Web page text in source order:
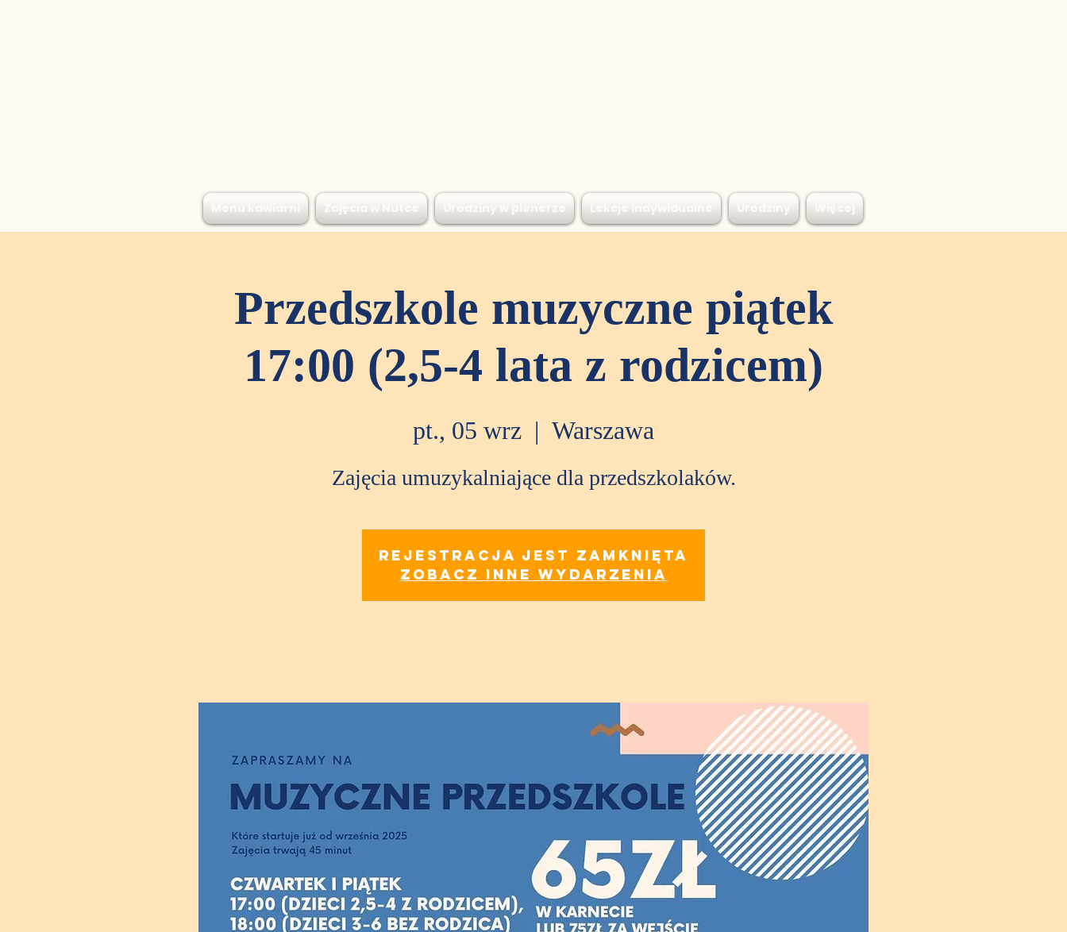
Przedszkole muzyczne piątek
17:00 (2,5-4 lata z rodzicem)
pt., 05 wrz
  |
Warszawa
Zajęcia umuzykalniające dla przedszkolaków.
Rejestracja jest zamknięta
Zobacz inne wydarzenia